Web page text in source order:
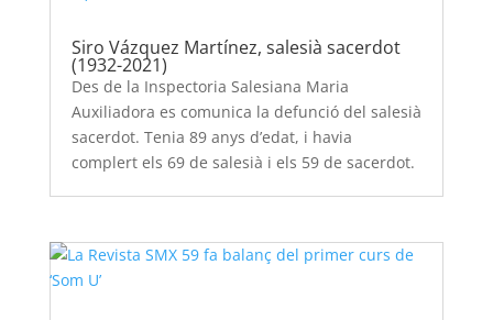
Siro Vázquez Martínez, salesià sacerdot
(1932-2021)
Des de la Inspectoria Salesiana Maria
Auxiliadora es comunica la defunció del salesià
sacerdot. Tenia 89 anys d’edat, i havia
complert els 69 de salesià i els 59 de sacerdot.